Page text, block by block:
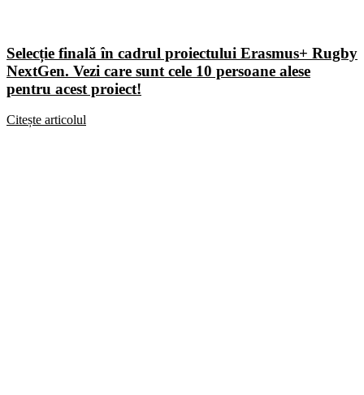
Selecție finală în cadrul proiectului Erasmus+ Rugby
NextGen. Vezi care sunt cele 10 persoane alese
pentru acest proiect!
Citește articolul